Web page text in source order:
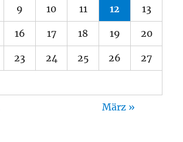
9 10 11 12 13
16 17 18 19 20
23 24 25 26 27
März »